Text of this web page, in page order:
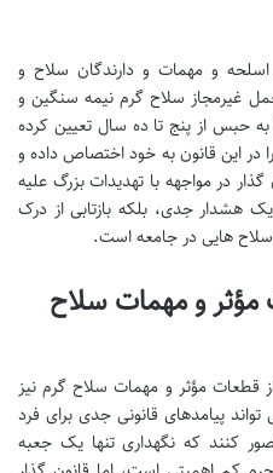
قاچاق اسلحه و مهمات و دارندگان سلاح و
غیرمجاز سلاح گرم نیمه سنگین و
حبس از پنج تا ده سال تعیین کرده
در این قانون به خود اختصاص داده و
در مواجهه با تهدیدات بزرگ علیه
هشدار جدی، بلکه بازتابی از درک
سلاح هایی در جامعه است.
مؤثر و مهمات سلاح
قطعات مؤثر و مهمات سلاح گرم نیز
پیامدهای قانونی جدی برای فرد
کنند که نگهداری تنها یک جعبه